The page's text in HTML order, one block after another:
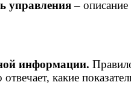
управления–
информации.
какие